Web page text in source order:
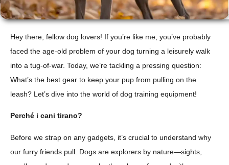
Hey there, fellow dog lovers! If you’re like me, you’ve probably
faced the age-old problem of your dog turning a leisurely walk
into a tug-of-war. Today, we’re tackling a pressing question:
What’s the best gear to keep your pup from pulling on the
leash? Let’s dive into the world of dog training equipment!
Perché i cani tirano?
Before we strap on any gadgets, it’s crucial to understand why
our furry friends pull. Dogs are explorers by nature—sights,